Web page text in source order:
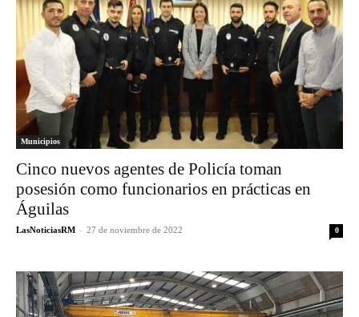
Municipios
Cinco nuevos agentes de Policía toman
posesión como funcionarios en prácticas en
Águilas
LasNoticiasRM - 27 de noviembre de 2022 0